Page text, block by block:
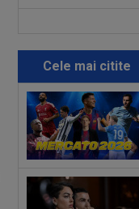
Nana
00:46
VIDEO
”explodat”, după
aoleu! Puțin respect
00:41
EXCLUSIV
FCSB! A făcut
eu lui Gigi unul bun”
UTA Arad - Rapid!
Cele mai citite